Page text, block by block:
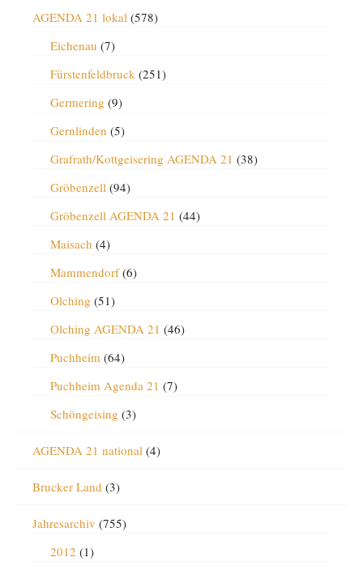
AGENDA 21 lokal(578)
Eichenau (7)
Fürstenfeldbruck(251)
Germering (9)
Gernlinden (5)
Grafrath/Kottgeisering AGENDA 21 (38)
Gröbenzell(94)
Gröbenzell AGENDA 21 (44)
Maisach (4)
Mammendorf(6)
Olching (51)
Olching AGENDA 21 (46)
Puchheim(64)
Puchheim Agenda 21 (7)
Schöngeising (3)
AGENDA 21 national(4)
Brucker Land (3)
Jahresarchiv (755)
2012 (1)